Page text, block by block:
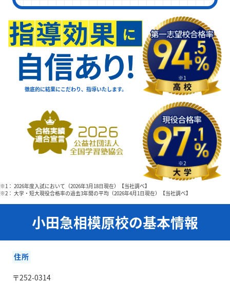
徹底的に結果にこだわり、指導いたします。
※1： 2026年度入試において（2026年3月18日現在）【当社調べ】
※2： 大学・短大現役合格率の過去3年間の平均（2026年4月1日現在）【当社調べ】
小田急相模原校の基本情報
住所
〒252-0314